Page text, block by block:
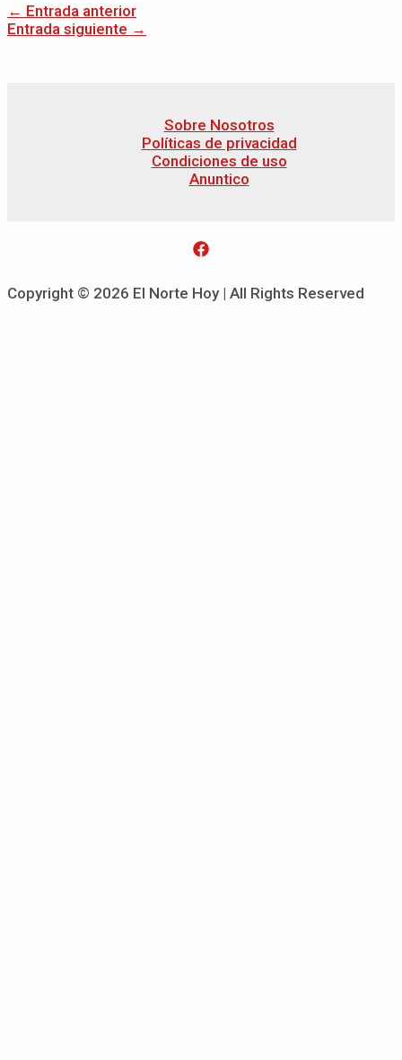
← Entrada anterior
Entrada siguiente →
Sobre Nosotros
Políticas de privacidad
Condiciones de uso
Anuntico
Copyright © 2026 El Norte Hoy | All Rights Reserved